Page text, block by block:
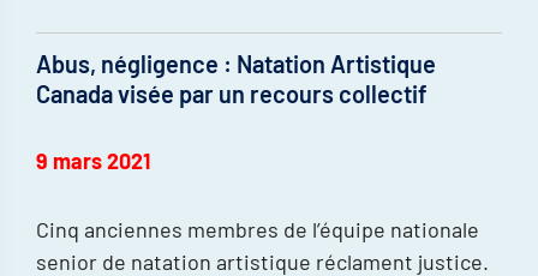
Abus, négligence : Natation Artistique
Canada visée par un recours collectif
9 mars 2021
Cinq anciennes membres de l’équipe nationale
senior de natation artistique réclament justice.